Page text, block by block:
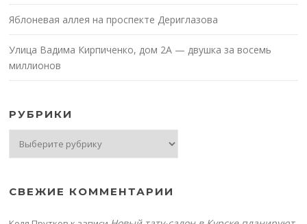
Яблоневая аллея на проспекте Дериглазова
Улица Вадима Кирпиченко, дом 2А — двушка за восемь
миллионов
РУБРИКИ
СВЕЖИЕ КОММЕНТАРИИ